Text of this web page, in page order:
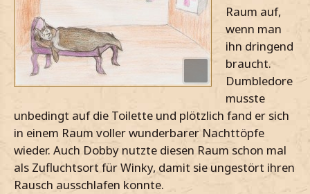
Raum auf,
wenn man
ihn dringend
braucht.
Dumbledore
musste
unbedingt auf die Toilette und plötzlich fand er sich
in einem Raum voller wunderbarer Nachttöpfe
wieder. Auch Dobby nutzte diesen Raum schon mal
als Zufluchtsort für Winky, damit sie ungestört ihren
Rausch ausschlafen konnte.